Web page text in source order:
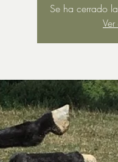
Se ha cerrado